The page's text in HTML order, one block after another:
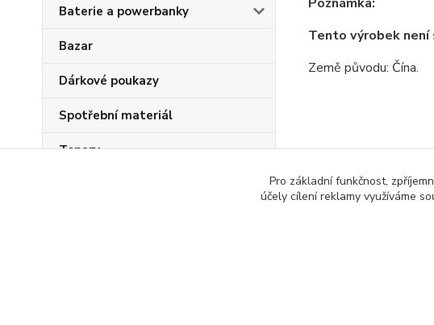
Baterie a powerbanky
Bazar
Dárkové poukazy
Spotřební materiál
Tonery
Tento výrobek není
Země původu: Čína.
Zboží zařazeno
Pro základní funkčnost,
účely cílení reklamy využíváme